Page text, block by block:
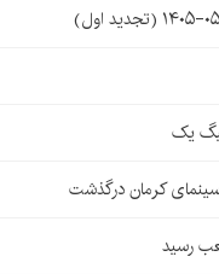
یک
کرمان درگذشت